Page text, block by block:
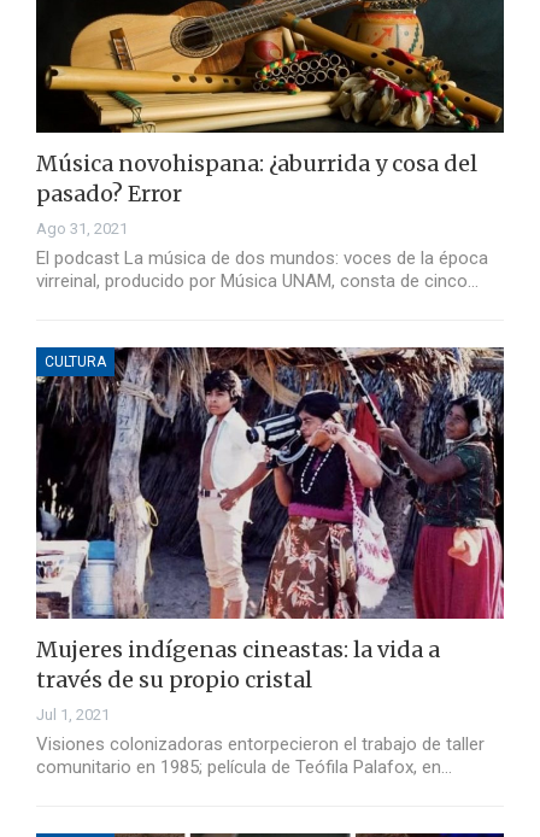
Música novohispana: ¿aburrida y cosa del
pasado? Error
Ago 31, 2021
El podcast La música de dos mundos: voces de la época
virreinal, producido por Música UNAM, consta de cinco…
CULTURA
Mujeres indígenas cineastas: la vida a
través de su propio cristal
Jul 1, 2021
Visiones colonizadoras entorpecieron el trabajo de taller
comunitario en 1985; película de Teófila Palafox, en…